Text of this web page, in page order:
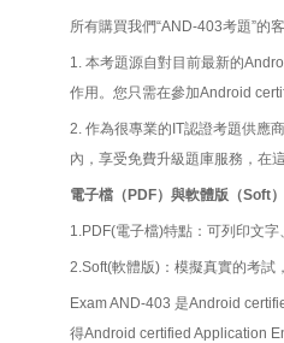
所有購買我們“AND-403考題”的
1. 本考題源自對目前最新的
作用。您只需在參加Android
2. 作為很專業的IT認證考題供應
內，享受免費升級題庫服務，在
電子檔（PDF）與軟體版（Soft
1.PDF(電子檔)特點：可列印文
2.Soft(軟體版)：模擬真實的考試
Exam AND-403 是Android
得Android certified Application